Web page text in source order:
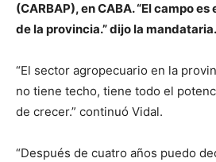
(CARBAP), en CABA. “El campo
de la provincia.” dijo la mandataria.
“El sector agropecuario en la
no tiene techo, tiene todo el
de crecer.” continuó Vidal.
“Después de cuatro años puedo